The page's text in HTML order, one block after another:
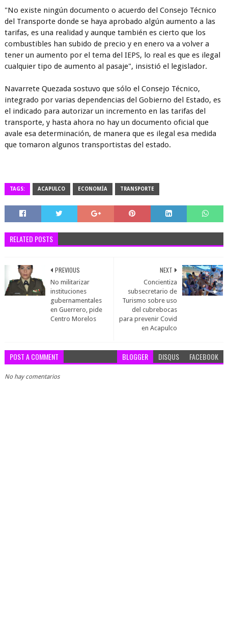
"No existe ningún documento o acuerdo del Consejo Técnico
del Transporte donde se haya aprobado algún aumento a las
tarifas, es una realidad y aunque también es cierto que los
combustibles han subido de precio y en enero va a volver a
tener un aumento por el tema del IEPS, lo real es que es ilegal
cualquier tipo de aumento al pasaje", insistió el legislador.
Navarrete Quezada sostuvo que sólo el Consejo Técnico,
integrado por varias dependencias del Gobierno del Estado, es
el indicado para autorizar un incremento en las tarifas del
transporte, y hasta ahora no hay un documento oficial que
avale esa determinación, de manera que es ilegal esa medida
que tomaron algunos transportistas del estado.
TAGS: ACAPULCO ECONOMÍA TRANSPORTE
RELATED POSTS
NEXT
Concientiza
subsecretario de
Turismo sobre uso
del cubrebocas
para prevenir Covid
en Acapulco
PREVIOUS
No militarizar
instituciones
gubernamentales
en Guerrero, pide
Centro Morelos
POST A COMMENT BLOGGER DISQUS FACEBOOK
No hay comentarios